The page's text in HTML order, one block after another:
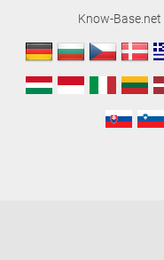
Know-Base.net